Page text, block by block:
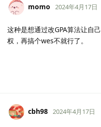
momo 2024年4月17日
这种是想通过改GPA算法让自
权，再搞个wes不就行了。
cbh98 2024年4月17日